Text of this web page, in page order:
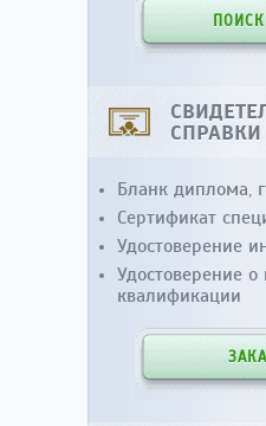
СПРАВКИ
Бланк диплома,
Сертификат
Удостоверение
Удостоверение
квалификации